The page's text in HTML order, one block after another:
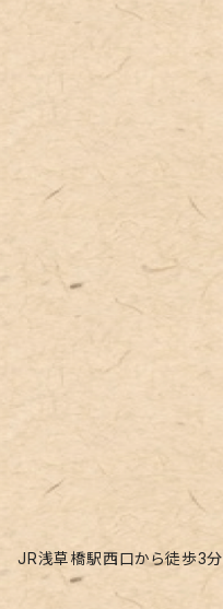
JR浅草橋駅西口から徒歩3分